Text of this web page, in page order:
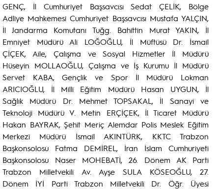
GENÇ, İl Cumhuriyet Başsavcısı Sedat ÇELİK, Bölge
Adliye Mahkemesi Cumhuriyet Başsavcısı Mustafa YALÇIN,
İl Jandarma Komutanı Tuğg. Bahittin Murat YAKIN, İl
Emniyet Müdürü Ali LOĞOĞLU, İl Müftüsü Dr. İsmail
ÇİÇEK, Aile, Çalışma ve Sosyal Hizmetler İl Müdürü
Hüseyin MOLLAOĞLU, Çalışma ve İş Kurumu İl Müdürü
Servet KABA, Gençlik ve Spor İl Müdürü Lokman
ARICIOĞLU, İl Milli Eğitim Müdürü Hasan UYGUN, İl
Sağlık Müdürü Dr. Mehmet TOPSAKAL, İl Sanayi ve
Teknoloji Müdürü V. Metin ERÇİÇEK, İl Ticaret Müdürü
Hakan BAYRAK, Şehit Meriç Alemdar Polis Meslek Eğitim
Merkezi Müdürü İsmail AKINTÜRK, KKTC Trabzon
Başkonsolosu Fatma DEMİREL, İran İslam Cumhuriyeti
Başkonsolosu Naser MOHEBATİ, 26. Dönem AK Parti
Trabzon Milletvekili Av. Ayşe SULA KÖSEOĞLU, 27.
Dönem İYİ Parti Trabzon Milletvekili Dr. Öğr. Üyesi